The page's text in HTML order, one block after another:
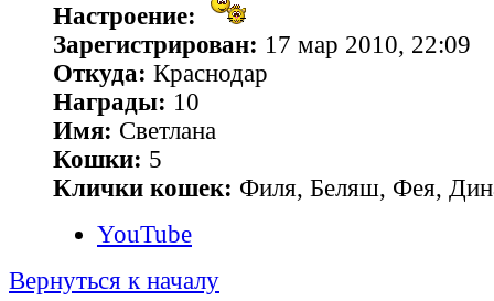
Настроение:
Зарегистрирован: 17 мар 2010, 22:09
Откуда: Краснодар
Награды: 10
Имя: Светлана
Кошки: 5
Клички кошек: Филя, Беляш, Фея,
YouTube
Вернуться к началу